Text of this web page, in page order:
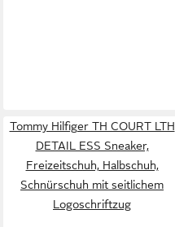
Tommy Hilfiger TH COURT LTH
DETAIL ESS Sneaker,
Freizeitschuh, Halbschuh,
Schnürschuh mit seitlichem
Logoschriftzug